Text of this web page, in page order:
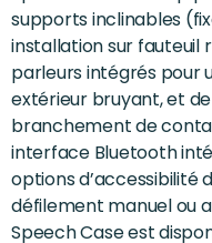
supports inclinables
installation sur fauteuil
parleurs intégrés pour
extérieur bruyant, et
branchement de
interface Bluetooth
options d’accessibilité
défilement manuel ou
Speech Case est